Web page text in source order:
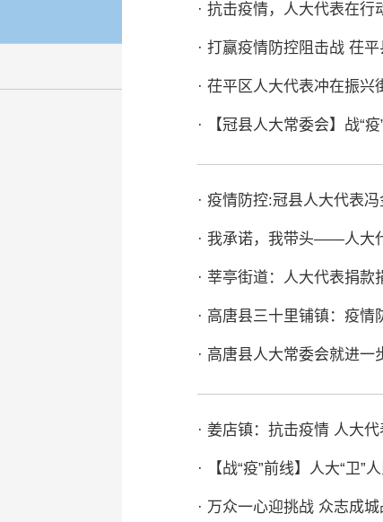
· 抗击疫情，人大代表在
· 打赢疫情防控阻击战 茌
· 茌平区人大代表冲在振兴
· 【冠县人大常委会】战“
· 疫情防控:冠县人大代表冯
· 我承诺，我带头——人大
· 莘亭街道：人大代表捐款
· 高唐县三十里铺镇：疫情
· 高唐县人大常委会就进
· 姜店镇：抗击疫情 人大
· 【战“疫”前线】人大“卫”
· 万众一心迎挑战 众志成